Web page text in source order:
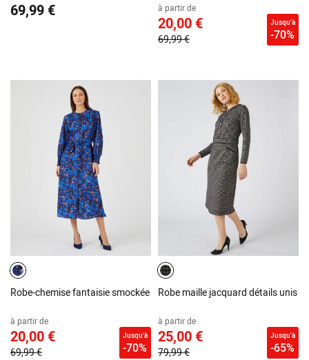
69,99 € à partir de
20,00 €
69,99 €
Jusqu'à
-70%
Robe-chemise fantaisie smockée
à partir de
20,00 €
69,99 €
Jusqu'à
-70%
Robe maille jacquard détails unis
à partir de
25,00 €
79,99 €
Jusqu'à
-65%